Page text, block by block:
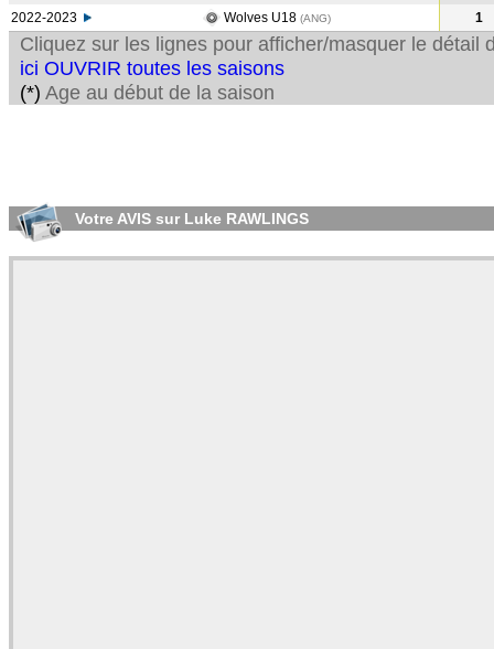
2022-2023
Wolves U18 (ANG) 1
Cliquez sur les lignes pour afficher/masquer le détail
ici OUVRIR toutes les saisons
(*) Age au début de la saison
Votre AVIS sur Luke RAWLINGS